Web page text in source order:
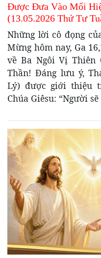
Được Đưa Vào Mối
(13.05.2026 Thứ Tư
Những lời cô đọng
Mừng hôm nay, Ga
về Ba Ngôi Vị Thiên
Thần! Đáng lưu ý,
Lý) được giới thiệu
Chúa Giêsu: “Người